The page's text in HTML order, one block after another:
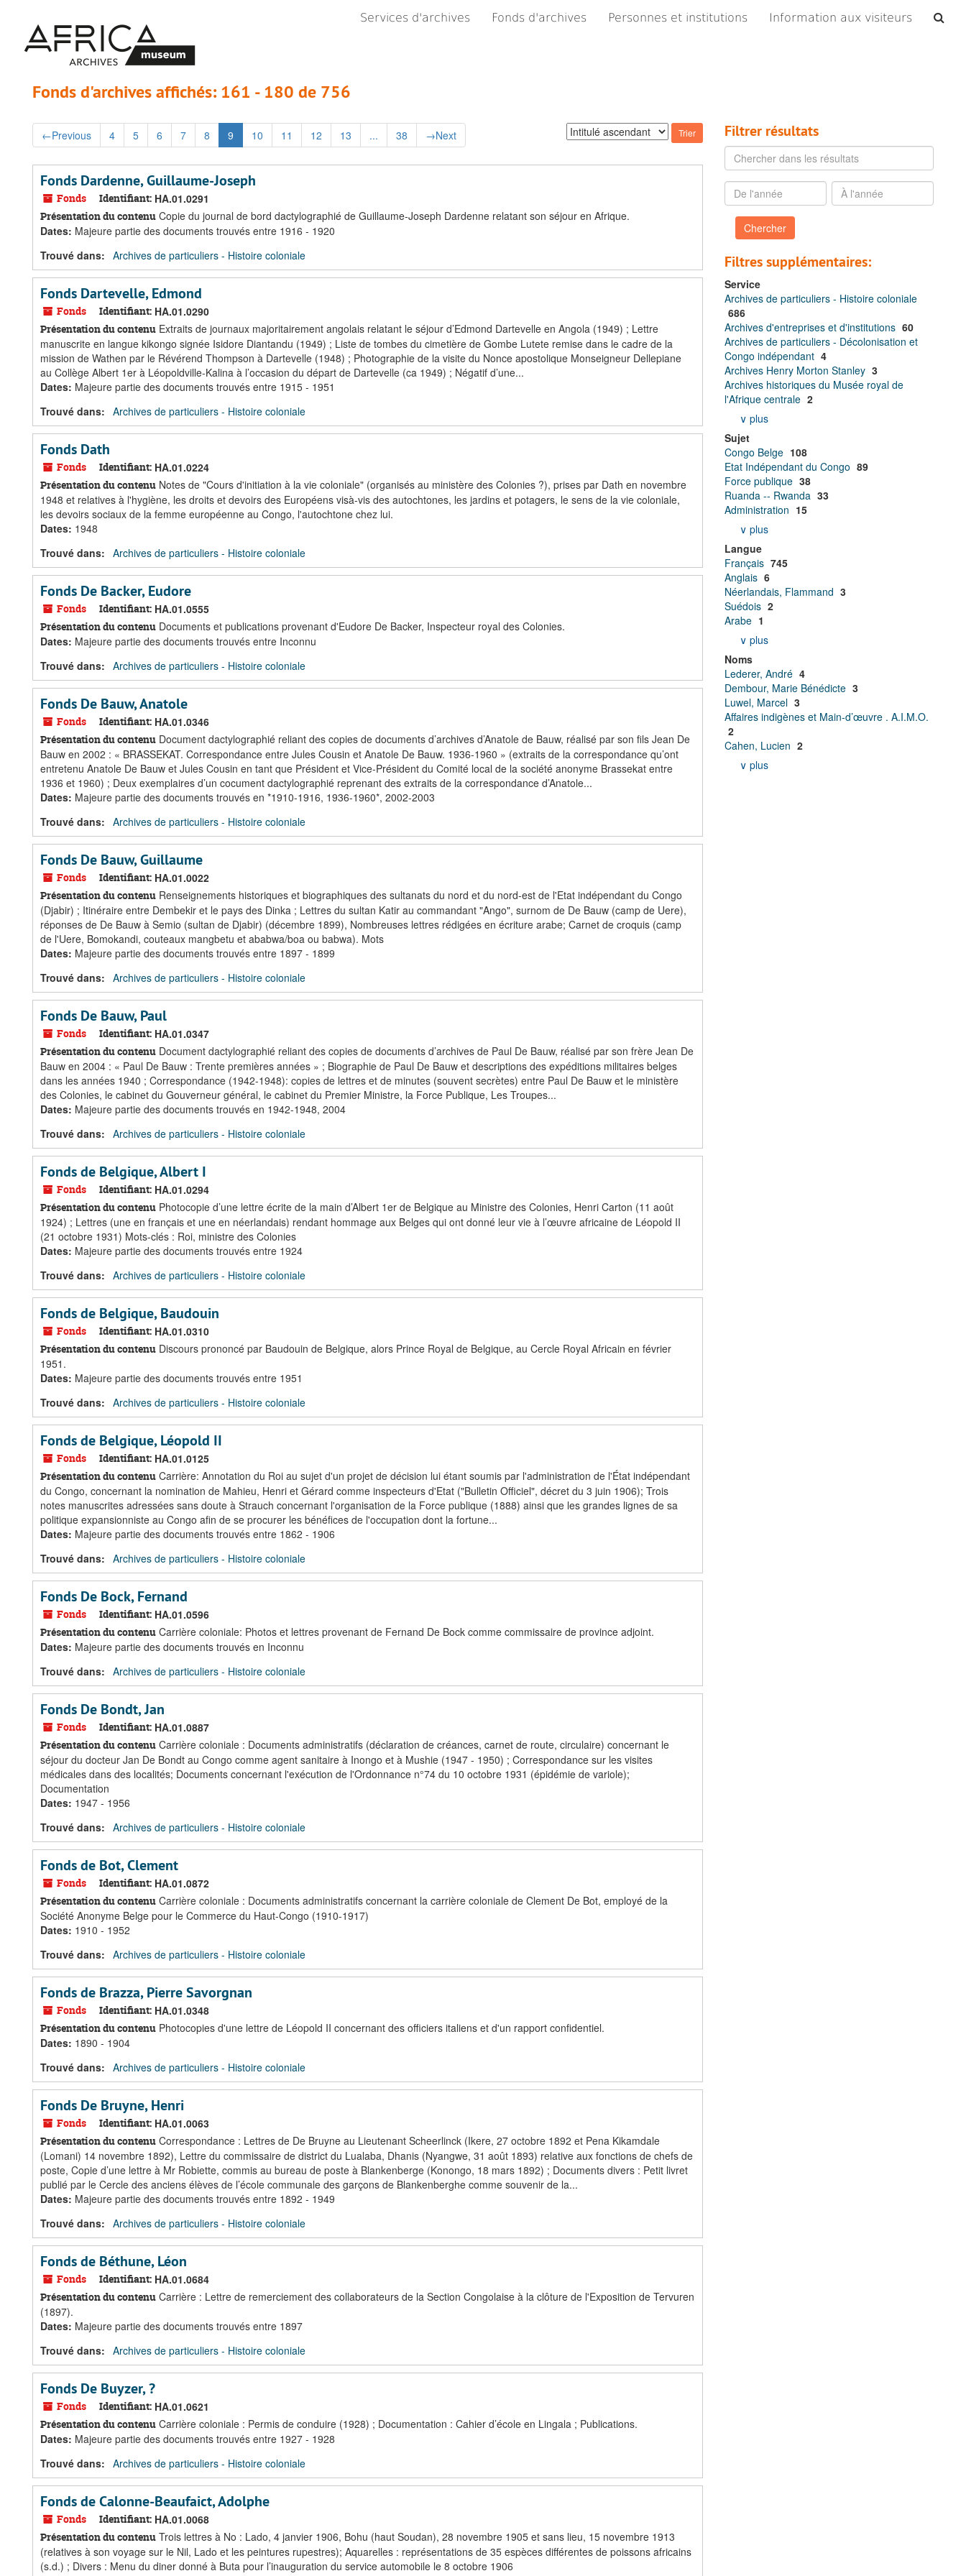
contenu
principal
résultats
Services d'archives Fonds d'archives Personnes et institutions Information aux visiteurs
Fonds d'archives affichés: 161 - 180 de 756
←Previous 4 5 6 7 8 9 10 11 12 13 ... 38 →Next
Trier
par:
Fonds Dardenne, Guillaume-Joseph
Fonds Identifiant: HA.01.0291
Présentation du contenu Copie du journal de bord dactylographié de Guillaume-Joseph Dardenne relatant son séjour en Afrique.
Dates: Majeure partie des documents trouvés entre 1916 - 1920
Trouvé dans: Archives de particuliers - Histoire coloniale
Fonds Dartevelle, Edmond
Fonds Identifiant: HA.01.0290
Présentation du contenu Extraits de journaux majoritairement angolais relatant le séjour d’Edmond Dartevelle en Angola (1949) ; Lettre
manuscrite en langue kikongo signée Isidore Diantandu (1949) ; Liste de tombes du cimetière de Gombe Lutete remise dans le cadre de la
mission de Wathen par le Révérend Thompson à Dartevelle (1948) ; Photographie de la visite du Nonce apostolique Monseigneur Dellepiane
au Collège Albert 1er à Léopoldville-Kalina à l’occasion du départ de Dartevelle (ca 1949) ; Négatif d’une...
Dates: Majeure partie des documents trouvés entre 1915 - 1951
Trouvé dans: Archives de particuliers - Histoire coloniale
Fonds Dath
Fonds Identifiant: HA.01.0224
Présentation du contenu Notes de "Cours d'initiation à la vie coloniale" (organisés au ministère des Colonies ?), prises par Dath en novembre
1948 et relatives à l'hygiène, les droits et devoirs des Européens visà-vis des autochtones, les jardins et potagers, le sens de la vie coloniale,
les devoirs sociaux de la femme européenne au Congo, l'autochtone chez lui.
Dates: 1948
Trouvé dans: Archives de particuliers - Histoire coloniale
Fonds De Backer, Eudore
Fonds Identifiant: HA.01.0555
Présentation du contenu Documents et publications provenant d'Eudore De Backer, Inspecteur royal des Colonies.
Dates: Majeure partie des documents trouvés entre Inconnu
Trouvé dans: Archives de particuliers - Histoire coloniale
Fonds De Bauw, Anatole
Fonds Identifiant: HA.01.0346
Présentation du contenu Document dactylographié reliant des copies de documents d’archives d’Anatole de Bauw, réalisé par son fils Jean De
Bauw en 2002 : « BRASSEKAT. Correspondance entre Jules Cousin et Anatole De Bauw. 1936-1960 » (extraits de la correspondance qu’ont
entretenu Anatole De Bauw et Jules Cousin en tant que Président et Vice-Président du Comité local de la société anonyme Brassekat entre
1936 et 1960) ; Deux exemplaires d’un cocument dactylographié reprenant des extraits de la correspondance d’Anatole...
Dates: Majeure partie des documents trouvés en *1910-1916, 1936-1960*, 2002-2003
Trouvé dans: Archives de particuliers - Histoire coloniale
Fonds De Bauw, Guillaume
Fonds Identifiant: HA.01.0022
Présentation du contenu Renseignements historiques et biographiques des sultanats du nord et du nord-est de l'Etat indépendant du Congo
(Djabir) ; Itinéraire entre Dembekir et le pays des Dinka ; Lettres du sultan Katir au commandant "Ango", surnom de De Bauw (camp de Uere),
réponses de De Bauw à Semio (sultan de Djabir) (décembre 1899), Nombreuses lettres rédigées en écriture arabe; Carnet de croquis (camp
de l'Uere, Bomokandi, couteaux mangbetu et ababwa/boa ou babwa). Mots
Dates: Majeure partie des documents trouvés entre 1897 - 1899
Trouvé dans: Archives de particuliers - Histoire coloniale
Fonds De Bauw, Paul
Fonds Identifiant: HA.01.0347
Présentation du contenu Document dactylographié reliant des copies de documents d’archives de Paul De Bauw, réalisé par son frère Jean De
Bauw en 2004 : « Paul De Bauw : Trente premières années » ; Biographie de Paul De Bauw et descriptions des expéditions militaires belges
dans les années 1940 ; Correspondance (1942-1948): copies de lettres et de minutes (souvent secrètes) entre Paul De Bauw et le ministère
des Colonies, le cabinet du Gouverneur général, le cabinet du Premier Ministre, la Force Publique, Les Troupes...
Dates: Majeure partie des documents trouvés en 1942-1948, 2004
Trouvé dans: Archives de particuliers - Histoire coloniale
Fonds de Belgique, Albert I
Fonds Identifiant: HA.01.0294
Présentation du contenu Photocopie d’une lettre écrite de la main d’Albert 1er de Belgique au Ministre des Colonies, Henri Carton (11 août
1924) ; Lettres (une en français et une en néerlandais) rendant hommage aux Belges qui ont donné leur vie à l’œuvre africaine de Léopold II
(21 octobre 1931) Mots-clés : Roi, ministre des Colonies
Dates: Majeure partie des documents trouvés entre 1924
Trouvé dans: Archives de particuliers - Histoire coloniale
Fonds de Belgique, Baudouin
Fonds Identifiant: HA.01.0310
Présentation du contenu Discours prononcé par Baudouin de Belgique, alors Prince Royal de Belgique, au Cercle Royal Africain en février
1951.
Dates: Majeure partie des documents trouvés entre 1951
Trouvé dans: Archives de particuliers - Histoire coloniale
Fonds de Belgique, Léopold II
Fonds Identifiant: HA.01.0125
Présentation du contenu Carrière: Annotation du Roi au sujet d'un projet de décision lui étant soumis par l'administration de l'État indépendant
du Congo, concernant la nomination de Mahieu, Henri et Gérard comme inspecteurs d'Etat ("Bulletin Officiel", décret du 3 juin 1906); Trois
notes manuscrites adressées sans doute à Strauch concernant l'organisation de la Force publique (1888) ainsi que les grandes lignes de sa
politique expansionniste au Congo afin de se procurer les bénéfices de l'occupation dont la fortune...
Dates: Majeure partie des documents trouvés entre 1862 - 1906
Trouvé dans: Archives de particuliers - Histoire coloniale
Fonds De Bock, Fernand
Fonds Identifiant: HA.01.0596
Présentation du contenu Carrière coloniale: Photos et lettres provenant de Fernand De Bock comme commissaire de province adjoint.
Dates: Majeure partie des documents trouvés en Inconnu
Trouvé dans: Archives de particuliers - Histoire coloniale
Fonds De Bondt, Jan
Fonds Identifiant: HA.01.0887
Présentation du contenu Carrière coloniale : Documents administratifs (déclaration de créances, carnet de route, circulaire) concernant le
séjour du docteur Jan De Bondt au Congo comme agent sanitaire à Inongo et à Mushie (1947 - 1950) ; Correspondance sur les visites
médicales dans des localités; Documents concernant l'exécution de l'Ordonnance n°74 du 10 octobre 1931 (épidémie de variole);
Documentation
Dates: 1947 - 1956
Trouvé dans: Archives de particuliers - Histoire coloniale
Fonds de Bot, Clement
Fonds Identifiant: HA.01.0872
Présentation du contenu Carrière coloniale : Documents administratifs concernant la carrière coloniale de Clement De Bot, employé de la
Société Anonyme Belge pour le Commerce du Haut-Congo (1910-1917)
Dates: 1910 - 1952
Trouvé dans: Archives de particuliers - Histoire coloniale
Fonds de Brazza, Pierre Savorgnan
Fonds Identifiant: HA.01.0348
Présentation du contenu Photocopies d'une lettre de Léopold II concernant des officiers italiens et d'un rapport confidentiel.
Dates: 1890 - 1904
Trouvé dans: Archives de particuliers - Histoire coloniale
Fonds De Bruyne, Henri
Fonds Identifiant: HA.01.0063
Présentation du contenu Correspondance : Lettres de De Bruyne au Lieutenant Scheerlinck (Ikere, 27 octobre 1892 et Pena Kikamdale
(Lomani) 14 novembre 1892), Lettre du commissaire de district du Lualaba, Dhanis (Nyangwe, 31 août 1893) relative aux fonctions de chefs de
poste, Copie d’une lettre à Mr Robiette, commis au bureau de poste à Blankenberge (Konongo, 18 mars 1892) ; Documents divers : Petit livret
publié par le Cercle des anciens élèves de l’école communale des garçons de Blankenberghe comme souvenir de la...
Dates: Majeure partie des documents trouvés entre 1892 - 1949
Trouvé dans: Archives de particuliers - Histoire coloniale
Fonds de Béthune, Léon
Fonds Identifiant: HA.01.0684
Présentation du contenu Carrière : Lettre de remerciement des collaborateurs de la Section Congolaise à la clôture de l'Exposition de Tervuren
(1897).
Dates: Majeure partie des documents trouvés entre 1897
Trouvé dans: Archives de particuliers - Histoire coloniale
Fonds De Buyzer, ?
Fonds Identifiant: HA.01.0621
Présentation du contenu Carrière coloniale : Permis de conduire (1928) ; Documentation : Cahier d’école en Lingala ; Publications.
Dates: Majeure partie des documents trouvés entre 1927 - 1928
Trouvé dans: Archives de particuliers - Histoire coloniale
Fonds de Calonne-Beaufaict, Adolphe
Fonds Identifiant: HA.01.0068
Présentation du contenu Trois lettres à No : Lado, 4 janvier 1906, Bohu (haut Soudan), 28 novembre 1905 et sans lieu, 15 novembre 1913
(relatives à son voyage sur le Nil, Lado et les peintures rupestres); Aquarelles : représentations de 35 espèces différentes de poissons africains
(s.d.) ; Divers : Menu du diner donné à Buta pour l’inauguration du service automobile le 8 octobre 1906
Filtrer résultats
Chercher
dans
les
résultats
De
l'année
À
l'année
Filtres supplémentaires:
Service
Archives de particuliers - Histoire coloniale
686
Archives d'entreprises et d'institutions 60
Archives de particuliers - Décolonisation et
Congo indépendant 4
Archives Henry Morton Stanley 3
Archives historiques du Musée royal de
l'Afrique centrale 2
∨ plus
Sujet
Congo Belge 108
Etat Indépendant du Congo 89
Force publique 38
Ruanda -- Rwanda 33
Administration 15
∨ plus
Langue
Français 745
Anglais 6
Néerlandais, Flammand 3
Suédois 2
Arabe 1
∨ plus
Noms
Lederer, André 4
Dembour, Marie Bénédicte 3
Luwel, Marcel 3
Affaires indigènes et Main-d’œuvre . A.I.M.O.
2
Cahen, Lucien 2
∨ plus